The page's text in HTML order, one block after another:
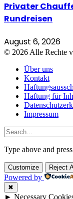
Privater
Rundreisen
August 6, 2026
© 2026 Alle Rechte
Über uns
Kontakt
Haftung für
Impressum
Type above and press
Customize Reject
Powered by
✖
► Necessary